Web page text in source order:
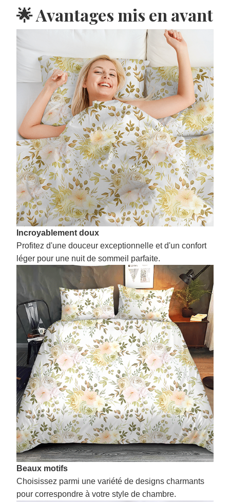
🌟 Avantages mis en avant
Incroyablement doux
Profitez d'une douceur exceptionnelle et d'un confort
léger pour une nuit de sommeil parfaite.
Beaux motifs
Choisissez parmi une variété de designs charmants
pour correspondre à votre style de chambre.